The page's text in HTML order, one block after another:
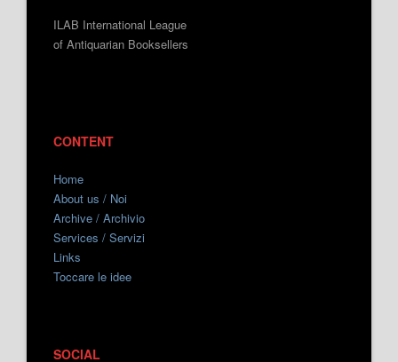
ILAB International League
of Antiquarian Booksellers
CONTENT
Home
About us / Noi
Archive / Archivio
Services / Servizi
Links
Toccare le idee
SOCIAL